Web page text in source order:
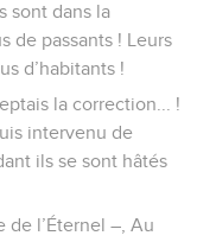
sont dans la
de passants ! Leurs
d’habitants !
la correction... !
intervenu de
ils se sont hâtés
de l’Éternel –, Au